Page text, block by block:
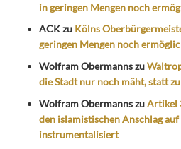
in geringen Mengen noch
ACKzu Kölns
geringen Mengen noch
Wolfram Obermannszu
die Stadt nur noch mäht, statt
Wolfram ObermannszuArtikel
den islamistischen Anschlag
instrumentalisiert